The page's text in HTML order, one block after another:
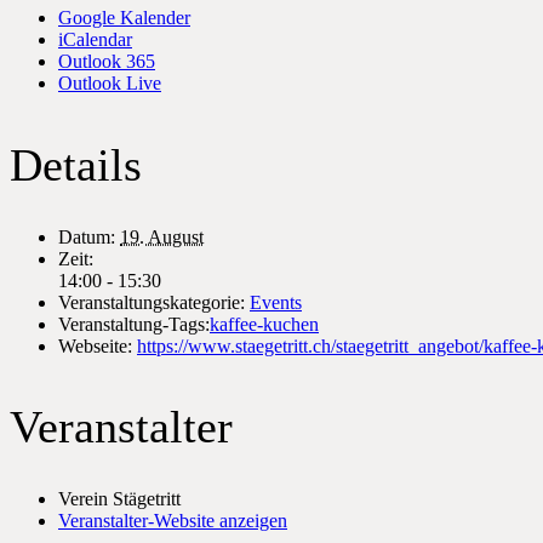
Google Kalender
iCalendar
Outlook 365
Outlook Live
Details
Datum: 19. August
Zeit:
14:00 - 15:30
Veranstaltungskategorie: Events
Veranstaltung-Tags:kaffee-kuchen
Webseite: https://www.staegetritt.ch/staegetritt_angebot/kaffee-
Veranstalter
Verein Stägetritt
Veranstalter-Website anzeigen